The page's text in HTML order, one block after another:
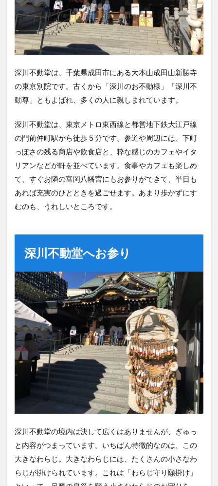
深川不動堂は、千葉県成田市にある大本山成田山新勝寺
の東京別院です。古くから「深川のお不動様」「深川不
動尊」ともよばれ、多くの人に親しまれています。
深川不動堂は、東京メトロ東西線と都営地下鉄大江戸線
の門前仲町駅から徒歩５分です。参道や周辺には、下町
っぽさの残る商店や飲食店と、粋な感じのカフェやイタ
リアンなどが軒を並べています。食事やカフェも楽しめ
て、すぐお隣の富岡八幡宮にもお参りができて、半日も
あれば充実のひとときを過ごせます。あまり歩かずにす
むのも、うれしいところです。
深川不動堂へお参り
深川不動堂の境内は決して広くはありませんが、ぎゅっ
と内容がつまっています。いちばん特徴的なのは、この
大きなわらじ。大きなわらじには、たくさんの小さなわ
らじが掛けられています。これは「わらじ守り願掛け」